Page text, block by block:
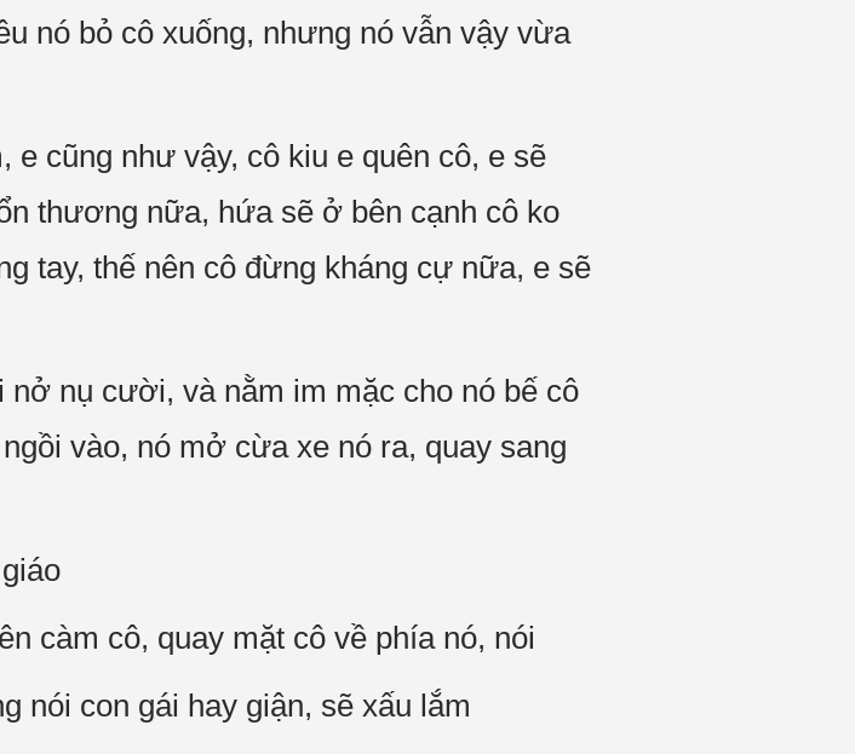
nó bỏ cô xuống, nhưng nó vẫn vậy vừa
e cũng như vậy, cô kiu e quên cô, e sẽ
thương nữa, hứa sẽ ở bên cạnh cô ko
tay, thế nên cô đừng kháng cự nữa, e sẽ
nụ cười, và nằm im mặc cho nó bế cô
vào, nó mở cừa xe nó ra, quay sang
càm cô, quay mặt cô về phía nó, nói
nói con gái hay giận, sẽ xấu lắm